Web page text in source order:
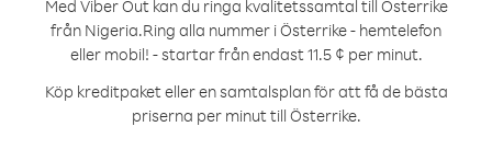
Med Viber Out kan du ringa kvalitetssamtal till Österrike
från Nigeria.Ring alla nummer i Österrike - hemtelefon
eller mobil! - startar från endast 11.5 ¢ per minut.
Köp kreditpaket eller en samtalsplan för att få de bästa
priserna per minut till Österrike.